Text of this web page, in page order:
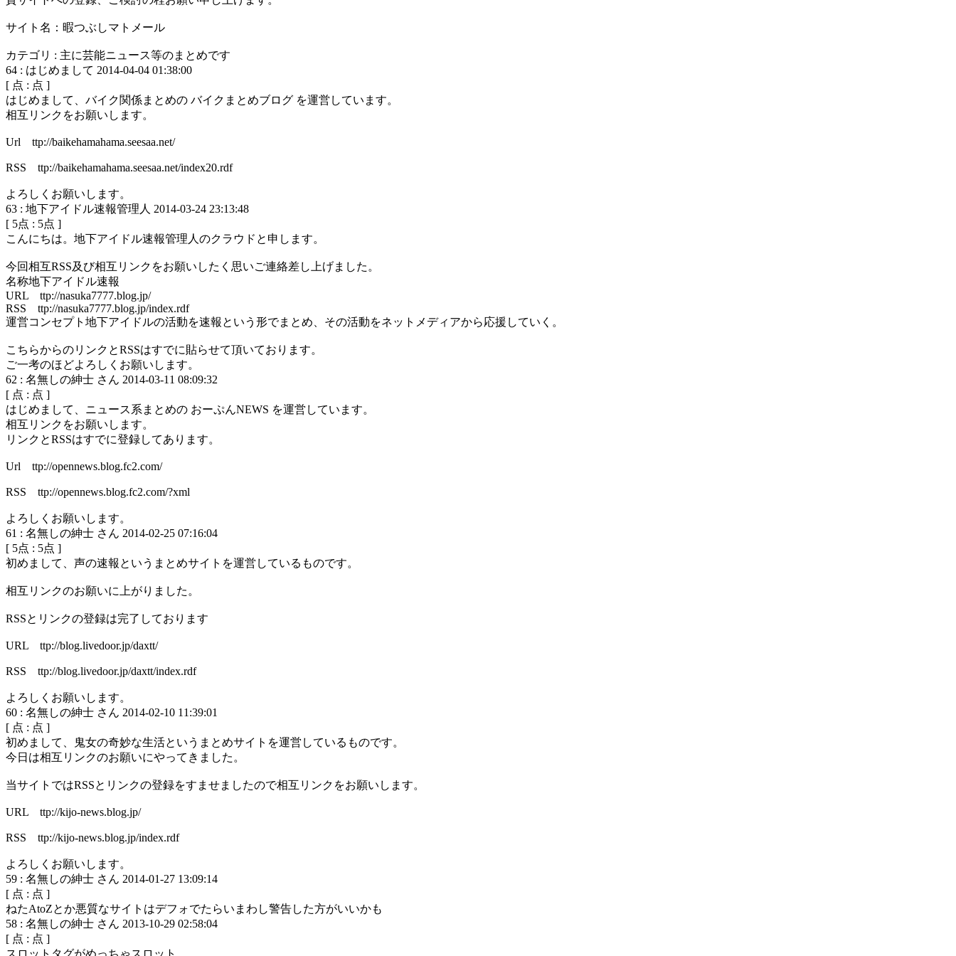
サイト名：暇つぶしマトメール
カテゴリ : 主に芸能ニュース等のまとめです
64 : はじめまして 2014-04-04 01:38:00
[ 点 : 点 ]
はじめまして、バイク関係まとめの バイクまとめブログ を運営しています。
相互リンクをお願いします。
Url ttp://baikehamahama.seesaa.net/
RSS ttp://baikehamahama.seesaa.net/index20.rdf
よろしくお願いします。
63 : 地下アイドル速報管理人 2014-03-24 23:13:48
[ 5点 : 5点 ]
こんにちは。地下アイドル速報管理人のクラウドと申します。
今回相互RSS及び相互リンクをお願いしたく思いご連絡差し上げました。
名称地下アイドル速報
URL ttp://nasuka7777.blog.jp/
RSS ttp://nasuka7777.blog.jp/index.rdf
運営コンセプト地下アイドルの活動を速報という形でまとめ、その活動をネットメディアから応援していく。
こちらからのリンクとRSSはすでに貼らせて頂いております。
ご一考のほどよろしくお願いします。
62 : 名無しの紳士 さん 2014-03-11 08:09:32
[ 点 : 点 ]
はじめまして、ニュース系まとめの おーぷんNEWS を運営しています。
相互リンクをお願いします。
リンクとRSSはすでに登録してあります。
Url ttp://opennews.blog.fc2.com/
RSS ttp://opennews.blog.fc2.com/?xml
よろしくお願いします。
61 : 名無しの紳士 さん 2014-02-25 07:16:04
[ 5点 : 5点 ]
初めまして、声の速報というまとめサイトを運営しているものです。
相互リンクのお願いに上がりました。
RSSとリンクの登録は完了しております
URL ttp://blog.livedoor.jp/daxtt/
RSS ttp://blog.livedoor.jp/daxtt/index.rdf
よろしくお願いします。
60 : 名無しの紳士 さん 2014-02-10 11:39:01
[ 点 : 点 ]
初めまして、鬼女の奇妙な生活というまとめサイトを運営しているものです。
今日は相互リンクのお願いにやってきました。
当サイトではRSSとリンクの登録をすませましたので相互リンクをお願いします。
URL ttp://kijo-news.blog.jp/
RSS ttp://kijo-news.blog.jp/index.rdf
よろしくお願いします。
59 : 名無しの紳士 さん 2014-01-27 13:09:14
[ 点 : 点 ]
ねたAtoZとか悪質なサイトはデフォでたらいまわし警告した方がいいかも
58 : 名無しの紳士 さん 2013-10-29 02:58:04
[ 点 : 点 ]
スロットタグがめっちゃスロット